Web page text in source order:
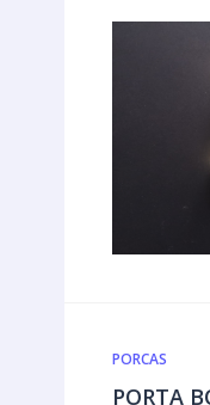
PORCAS
PORTA